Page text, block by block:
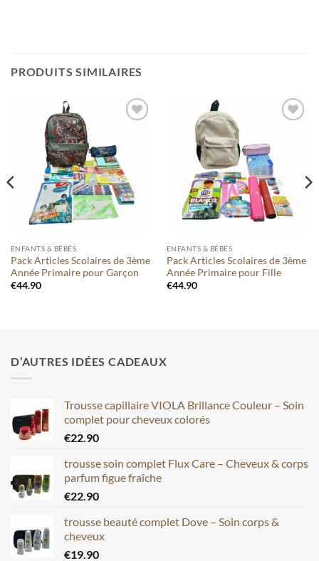
PRODUITS SIMILAIRES
ENFANTS & BÉBÉS
Pack Articles Scolaires de 3ème
Année Primaire pour Garçon
€44.90
ENFANTS & BÉBÉS
Pack Articles Scolaires de 3ème
Année Primaire pour Fille
€44.90
D’AUTRES IDÉES CADEAUX
Trousse capillaire VIOLA Brillance Couleur – Soin
complet pour cheveux colorés
€22.90
trousse soin complet Flux Care – Cheveux & corps
parfum figue fraîche
€22.90
trousse beauté complet Dove – Soin corps &
cheveux
€19.90